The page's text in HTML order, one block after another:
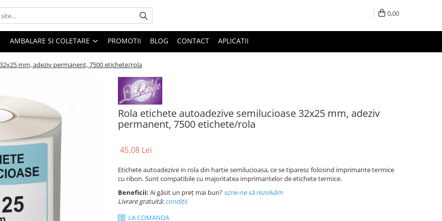
0,00
AMBALARE SI COLETARE PROMOTII BLOG CONTACT APLICATII
mm, adeziv permanent, 7500 etichete/rola
Rola etichete autoadezive semilucioase 32x25 mm, adeziv
permanent, 7500 etichete/rola
45,08 Lei
Etichete autoadezive in rola din hartie semilucioasa, ce se tiparesc folosind imprimante termice
cu ribon. Sunt compatibile cu majoritatea imprimantelor de etichete termice.
Beneficii: Ai găsit un preț mai bun?scrie-ne să rezolvăm
Livrare gratuită:condiții
LA COMANDA